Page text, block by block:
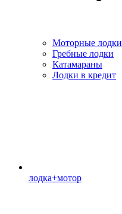
Моторные лодки
Гребные лодки
Катамараны
Лодки в кредит
лодка+мотор